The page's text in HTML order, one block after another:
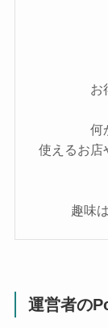
お
何
使えるお店
趣味
運営者の